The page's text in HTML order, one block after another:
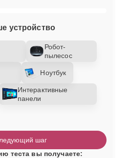
устройство
Робот-
пылесос
Ноутбук
Интерактивные
панели
шаг
теста вы получаете: